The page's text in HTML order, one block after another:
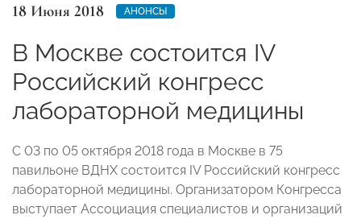
18 Июня 2018 АНОНСЫ
В Москве состоится IV
Российский конгресс
лабораторной медицины
С 03 по 05 октября 2018 года в Москве в 75
павильоне ВДНХ состоится IV Российский конгресс
лабораторной медицины. Организатором Конгресса
выступает Ассоциация специалистов и организаций